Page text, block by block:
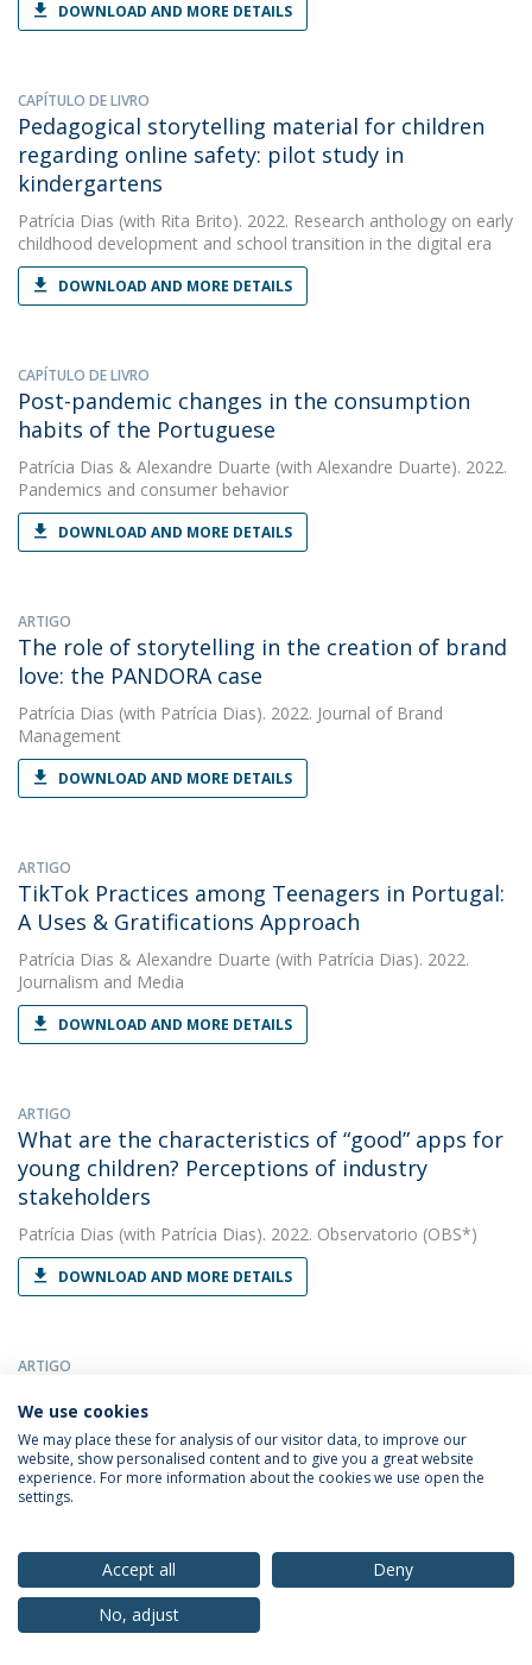
DOWNLOAD AND MORE DETAILS
CAPÍTULO DE LIVRO
Pedagogical storytelling material for children
regarding online safety: pilot study in
kindergartens
Patrícia Dias (with Rita Brito). 2022. Research anthology on early
childhood development and school transition in the digital era
DOWNLOAD AND MORE DETAILS
CAPÍTULO DE LIVRO
Post-pandemic changes in the consumption
habits of the Portuguese
Patrícia Dias & Alexandre Duarte (with Alexandre Duarte). 2022.
Pandemics and consumer behavior
DOWNLOAD AND MORE DETAILS
ARTIGO
The role of storytelling in the creation of brand
love: the PANDORA case
Patrícia Dias (with Patrícia Dias). 2022. Journal of Brand
Management
DOWNLOAD AND MORE DETAILS
ARTIGO
TikTok Practices among Teenagers in Portugal:
A Uses & Gratifications Approach
Patrícia Dias & Alexandre Duarte (with Patrícia Dias). 2022.
Journalism and Media
DOWNLOAD AND MORE DETAILS
ARTIGO
What are the characteristics of “good” apps for
young children? Perceptions of industry
stakeholders
Patrícia Dias (with Patrícia Dias). 2022. Observatorio (OBS*)
DOWNLOAD AND MORE DETAILS
ARTIGO
Tweens and Teenagers Perceive the Business of
Social Media, Influencers and Brands
Patrícia Dias(with Dias, Patrícia). 2022. Media Education
Research Journal
DOWNLOAD AND MORE DETAILS
We use cookies
We may place these for analysis of our visitor data, to improve our
website, show personalised content and to give you a great website
experience. For more information about the cookies we use open the
settings.
Accept all
Deny
No, adjust